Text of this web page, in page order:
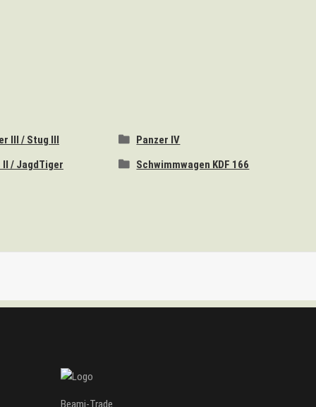
III / Stug III
Panzer IV
/ JagdTiger
Schwimmwagen KDF 166
Beami-Trade